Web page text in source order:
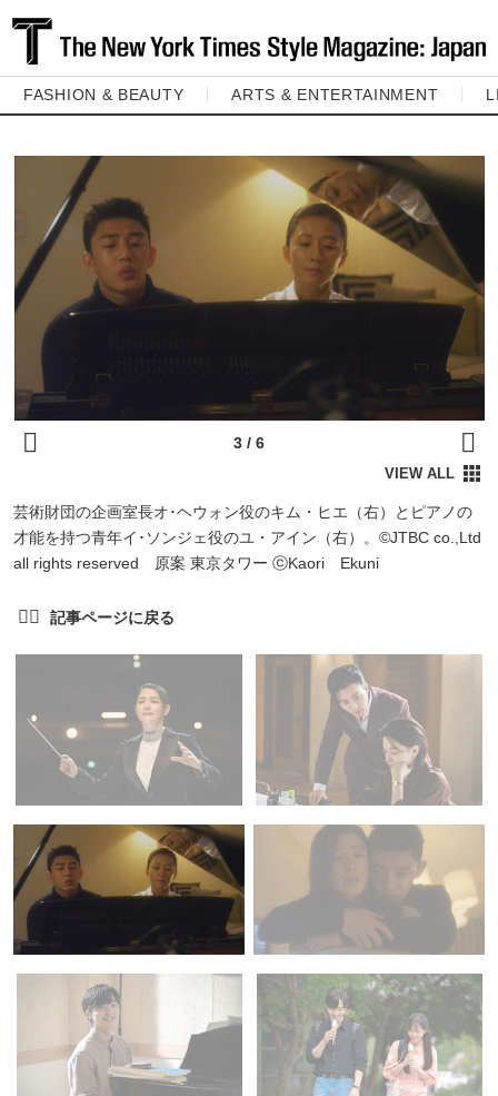
FASHION & BEAUTY ARTS & ENTERTAINMENT
芸術財団の企画室長オ･ヘウォン役のキム・ヒエ（右）とピアノの
才能を持つ青年イ･ソンジェ役のユ・アイン（右）。©JTBC co.,Ltd
all rights reserved 原案 東京タワー ⓒKaori Ekuni